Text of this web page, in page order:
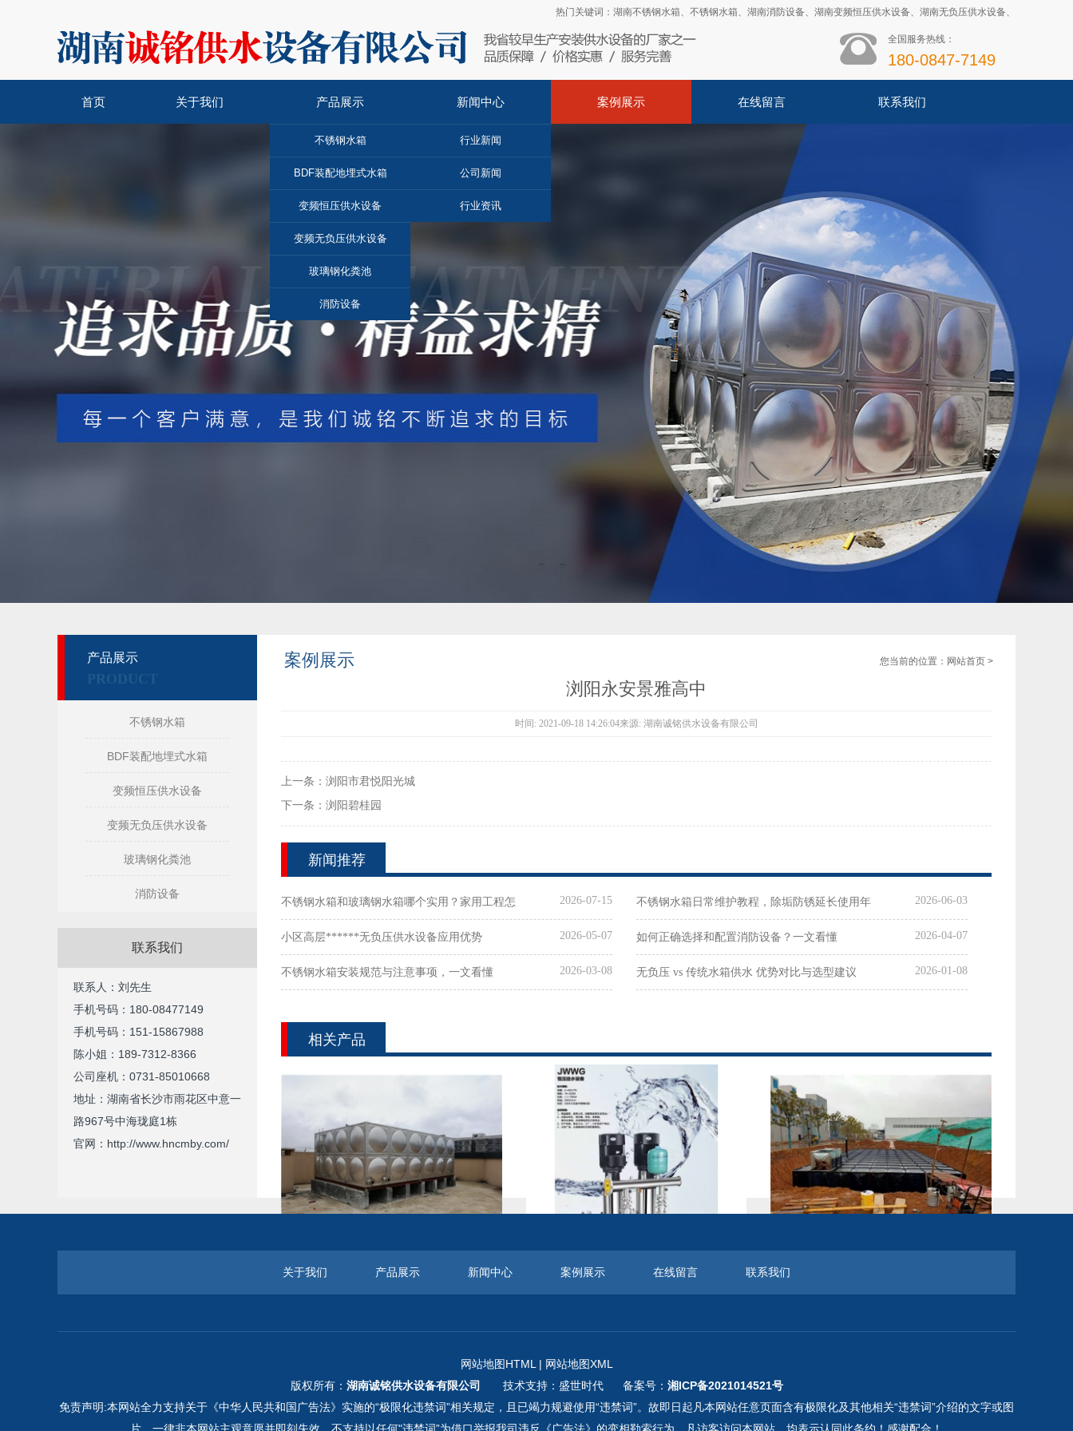
热门关键词： 湖南不锈钢水箱、 不锈钢水箱、 湖南消防设备、 湖南变频恒压供水设备、 湖南无负压供水设备、
全国服务热线：
180-0847-7149
首页 关于我们 产品展示
不锈钢水箱
BDF装配地埋式水箱
变频恒压供水设备
变频无负压供水设备
玻璃钢化粪池
消防设备
新闻中心
行业新闻
公司新闻
行业资讯
案例展示 在线留言 联系我们
产品展示
PRODUCT
不锈钢水箱
BDF装配地埋式水箱
变频恒压供水设备
变频无负压供水设备
玻璃钢化粪池
消防设备
联系我们
联系人：刘先生
手机号码：180-08477149
手机号码： 151-15867988
陈小姐：189-7312-8366
公司座机：0731-85010668
地址：湖南省长沙市雨花区中意一
路967号中海珑庭1栋
官网：http://www.hncmby.com/
案例展示 您当前的位置： 网站首页 >
浏阳永安景雅高中
时间: 2021-09-18 14:26:04来源: 湖南诚铭供水设备有限公司
上一条： 浏阳市君悦阳光城
下一条： 浏阳碧桂园
新闻推荐
不锈钢水箱和玻璃钢水箱哪个实用？家用工程怎
么选？
2026-07-15 不锈钢水箱日常维护教程，除垢防锈延长使用年
限
2026-06-03
小区高层******无负压供水设备应用优势 2026-05-07 如何正确选择和配置消防设备？一文看懂 2026-04-07
不锈钢水箱安装规范与注意事项，一文看懂 2026-03-08 无负压 vs 传统水箱供水 优势对比与选型建议 2026-01-08
相关产品
湖南不锈钢水箱 恒压供水设备 BDF装配地埋式水箱
关于我们 产品展示 新闻中心 案例展示 在线留言 联系我们
网站地图HTML | 网站地图XML
版权所有： 湖南诚铭供水设备有限公司 技术支持：盛世时代 备案号： 湘ICP备2021014521号
免责声明:本网站全力支持关于《中华人民共和国广告法》实施的“极限化违禁词”相关规定，且已竭力规避使用“违禁词”。故即日起凡本网站任意页面含有极限化及其他相关“违禁词”介绍的文字或图